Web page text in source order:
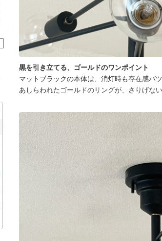
黒を引き立てる、ゴールドのワンポイント
マットブラックの本体は、消灯時も存在感バ
あしらわれたゴールドのリングが、さりげな